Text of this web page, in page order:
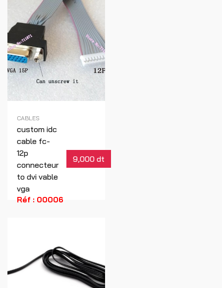
CABLES
custom idc
cable fc-
12p
connecteur
to dvi vable
vga
9,000 dt
Réf : 00006